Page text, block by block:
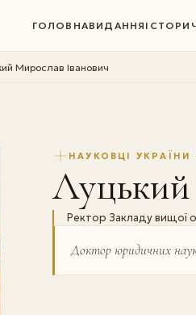
ГОЛОВНАВИДАННЯ
Мирослав Іванович
НАУКОВЦІ
Ректор Закладу вищої
Доктор юридичних